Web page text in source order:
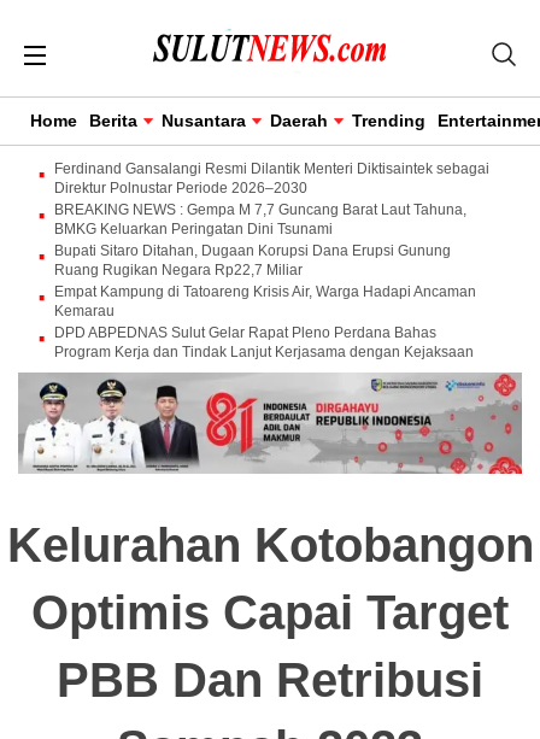
Home Berita Nusantara Daerah Trending
Ferdinand Gansalangi Resmi Dilantik Menteri Diktisaintek sebagai
Direktur Polnustar Periode 2026–2030
BREAKING NEWS : Gempa M 7,7 Guncang Barat Laut Tahuna,
BMKG Keluarkan Peringatan Dini Tsunami
Bupati Sitaro Ditahan, Dugaan Korupsi Dana Erupsi Gunung
Ruang Rugikan Negara Rp22,7 Miliar
Empat Kampung di Tatoareng Krisis Air, Warga Hadapi Ancaman
Kemarau
DPD ABPEDNAS Sulut Gelar Rapat Pleno Perdana Bahas
Program Kerja dan Tindak Lanjut Kerjasama dengan Kejaksaan
Kelurahan Kotobangon
Optimis Capai Target
PBB Dan Retribusi